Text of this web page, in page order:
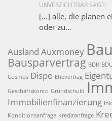
UNVERZICHTBAR SAGT:
[…] alle, die planen
oder zu...
Ausland Auxmoney
Bausparvertrag BDR
Cosmos Dispo Ehevertrag
Geschäftskonto Grundschuld
Immobilienfinanzierung
Konditionsanfrage Kreditanfrage